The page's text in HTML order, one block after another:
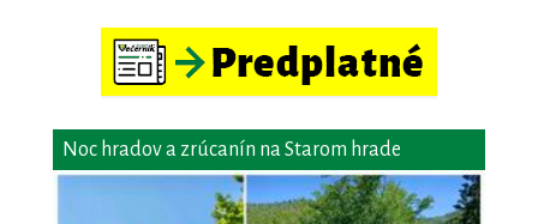
Noc hradov a zrúcanín na Starom hrade